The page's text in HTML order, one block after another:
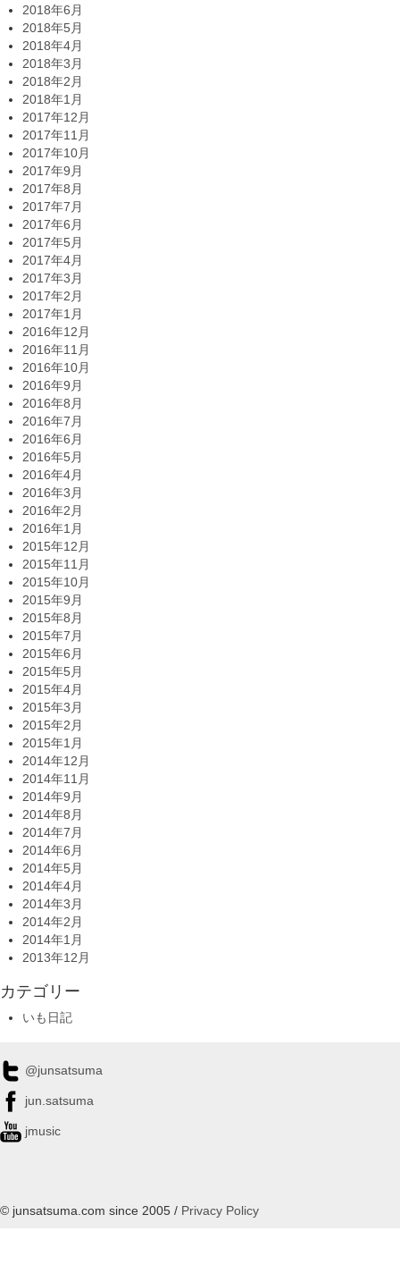
2018年6月
2018年5月
2018年4月
2018年3月
2018年2月
2018年1月
2017年12月
2017年11月
2017年10月
2017年9月
2017年8月
2017年7月
2017年6月
2017年5月
2017年4月
2017年3月
2017年2月
2017年1月
2016年12月
2016年11月
2016年10月
2016年9月
2016年8月
2016年7月
2016年6月
2016年5月
2016年4月
2016年3月
2016年2月
2016年1月
2015年12月
2015年11月
2015年10月
2015年9月
2015年8月
2015年7月
2015年6月
2015年5月
2015年4月
2015年3月
2015年2月
2015年1月
2014年12月
2014年11月
2014年9月
2014年8月
2014年7月
2014年6月
2014年5月
2014年4月
2014年3月
2014年2月
2014年1月
2013年12月
カテゴリー
いも日記
@junsatsuma
jun.satsuma
jmusic
© junsatsuma.com since 2005 / Privacy Policy